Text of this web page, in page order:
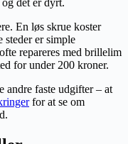
En løs skrue koster
steder er simple
repareres med brillelim
for under 200 kroner.
andre faste udgifter – at
for at se om